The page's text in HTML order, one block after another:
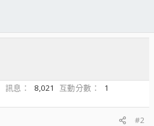
訊息 8,021 互動分數
1
#2